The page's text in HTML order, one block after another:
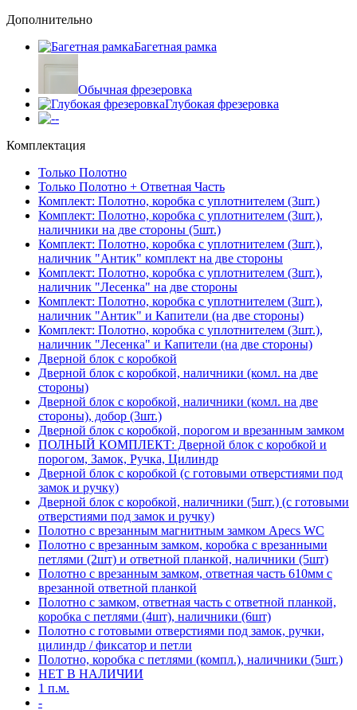
Дополнительно
Багетная рамка
Обычная фрезеровка
Глубокая фрезеровка
-
Комплектация
Только Полотно
Только Полотно + Ответная Часть
Комплект: Полотно, коробка с уплотнителем (3шт.)
Комплект: Полотно, коробка с уплотнителем (3шт.),
наличники на две стороны (5шт.)
Комплект: Полотно, коробка с уплотнителем (3шт.),
наличник "Антик" комплект на две стороны
Комплект: Полотно, коробка с уплотнителем (3шт.),
наличник "Лесенка" на две стороны
Комплект: Полотно, коробка с уплотнителем (3шт.),
наличник "Антик" и Капители (на две стороны)
Комплект: Полотно, коробка с уплотнителем (3шт.),
наличник "Лесенка" и Капители (на две стороны)
Дверной блок с коробкой
Дверной блок с коробкой, наличники (комл. на две
стороны)
Дверной блок с коробкой, наличники (комл. на две
стороны), добор (3шт.)
Дверной блок с коробкой, порогом и врезанным замком
ПОЛНЫЙ КОМПЛЕКТ: Дверной блок с коробкой и
порогом, Замок, Ручка, Цилиндр
Дверной блок с коробкой (с готовыми отверстиями под
замок и ручку)
Дверной блок с коробкой, наличники (5шт.) (с готовыми
отверстиями под замок и ручку)
Полотно с врезанным магнитным замком Apecs WC
Полотно с врезанным замком, коробка с врезанными
петлями (2шт) и ответной планкой, наличники (5шт)
Полотно с врезанным замком, ответная часть 610мм с
врезанной ответной планкой
Полотно с замком, ответная часть с ответной планкой,
коробка с петлями (4шт), наличники (6шт)
Полотно с готовыми отверстиями под замок, ручки,
цилиндр / фиксатор и петли
Полотно, коробка с петлями (компл.), наличники (5шт.)
НЕТ В НАЛИЧИИ
1 п.м.
-